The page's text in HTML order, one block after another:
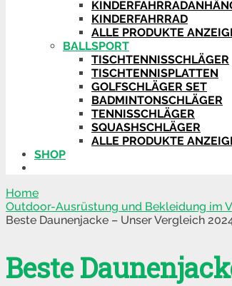
KINDERFAHRRAD
ALLE PRODUKTE
BALLSPORT
TISCHTENNISSCHLÄGER
TISCHTENNISPLATTEN
GOLFSCHLÄGER SET
BADMINTONSCHLÄGER
TENNISSCHLÄGER
SQUASHSCHLÄGER
ALLE PRODUKTE
SHOP
Home
Outdoor-Ausrüstung und Bekleidung im
Beste Daunenjacke – Unser Vergleich
Beste